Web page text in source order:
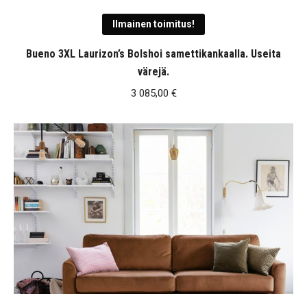
Ilmainen toimitus!
Bueno 3XL Laurizon’s Bolshoi samettikankaalla. Useita
värejä.
3 085,00 €